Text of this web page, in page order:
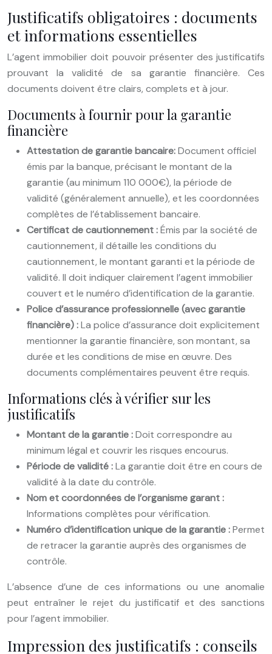
Justificatifs obligatoires : documents
et informations essentielles
L’agent immobilier doit pouvoir présenter des justificatifs
prouvant la validité de sa garantie financière. Ces
documents doivent être clairs, complets et à jour.
Documents à fournir pour la garantie
financière
Attestation de garantie bancaire:Document officiel
émis par la banque, précisant le montant de la
garantie (au minimum 110 000€), la période de
validité (généralement annuelle), et les coordonnées
complètes de l’établissement bancaire.
Certificat de cautionnement :Émis par la société de
cautionnement, il détaille les conditions du
cautionnement, le montant garanti et la période de
validité. Il doit indiquer clairement l’agent immobilier
couvert et le numéro d’identification de la garantie.
Police d’assurance professionnelle (avec garantie
financière) :La police d’assurance doit explicitement
mentionner la garantie financière, son montant, sa
durée et les conditions de mise en œuvre. Des
documents complémentaires peuvent être requis.
Informations clés à vérifier sur les
justificatifs
Montant de la garantie :Doit correspondre au
minimum légal et couvrir les risques encourus.
Période de validité :La garantie doit être en cours de
validité à la date du contrôle.
Nom et coordonnées de l’organisme garant :
Informations complètes pour vérification.
Numéro d’identification unique de la garantie :Permet
de retracer la garantie auprès des organismes de
contrôle.
L’absence d’une de ces informations ou une anomalie
peut entraîner le rejet du justificatif et des sanctions
pour l’agent immobilier.
Impression des justificatifs : conseils